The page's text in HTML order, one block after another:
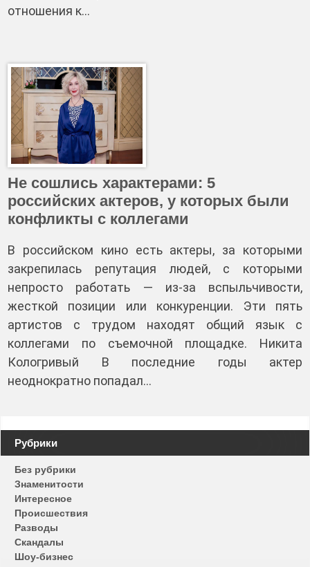
отношения к…
Не сошлись характерами: 5
российских актеров, у которых были
конфликты с коллегами
В российском кино есть актеры, за которыми
закрепилась репутация людей, с которыми
непросто работать — из-за вспыльчивости,
жесткой позиции или конкуренции. Эти пять
артистов с трудом находят общий язык с
коллегами по съемочной площадке. Никита
Кологривый В последние годы актер
неоднократно попадал…
Навигация
по
записям
Рубрики
Без рубрики
Знаменитости
Интересное
Происшествия
Разводы
Скандалы
Шоу-бизнес